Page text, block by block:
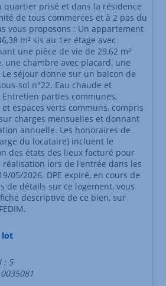
quartier prisé et dans la résidence
de tous commerces et à 2 pas du
vous proposons : Un appartement
m² sis au 1er étage avec
une pièce de vie de 29,62 m²
une chambre avec placard, une
Le séjour donne sur un balcon de
sol n°22. Eau chaude et
parties communes,
espaces verts communs, compris
charges mensuelles et donnant
annuelle. Les honoraires de
du locataire) incluent le
des états des lieux facturé pour
réalisation lors de l'entrée dans les
05/2026. DPE expiré, en cours de
de détails sur ce logement, vous
descriptive de ce bien, sur
lot
: 5